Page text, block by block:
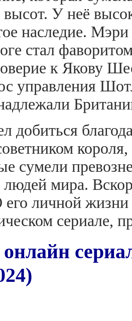
У неё
наследие.
стал
к Якову
управления
добиться
сумели
мира.
личной
сериале,
онлайн